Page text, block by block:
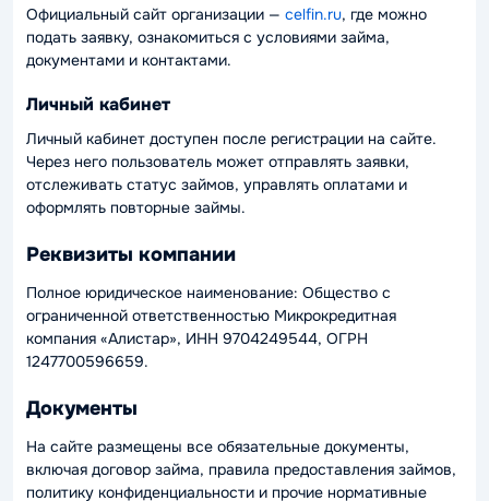
Официальный сайт организации — celfin.ru, где можно
подать заявку, ознакомиться с условиями займа,
документами и контактами.
Личный кабинет
Личный кабинет доступен после регистрации на сайте.
Через него пользователь может отправлять заявки,
отслеживать статус займов, управлять оплатами и
оформлять повторные займы.
Реквизиты компании
Полное юридическое наименование: Общество с
ограниченной ответственностью Микрокредитная
компания «Алистар», ИНН 9704249544, ОГРН
1247700596659.
Документы
На сайте размещены все обязательные документы,
включая договор займа, правила предоставления займов,
политику конфиденциальности и прочие нормативные